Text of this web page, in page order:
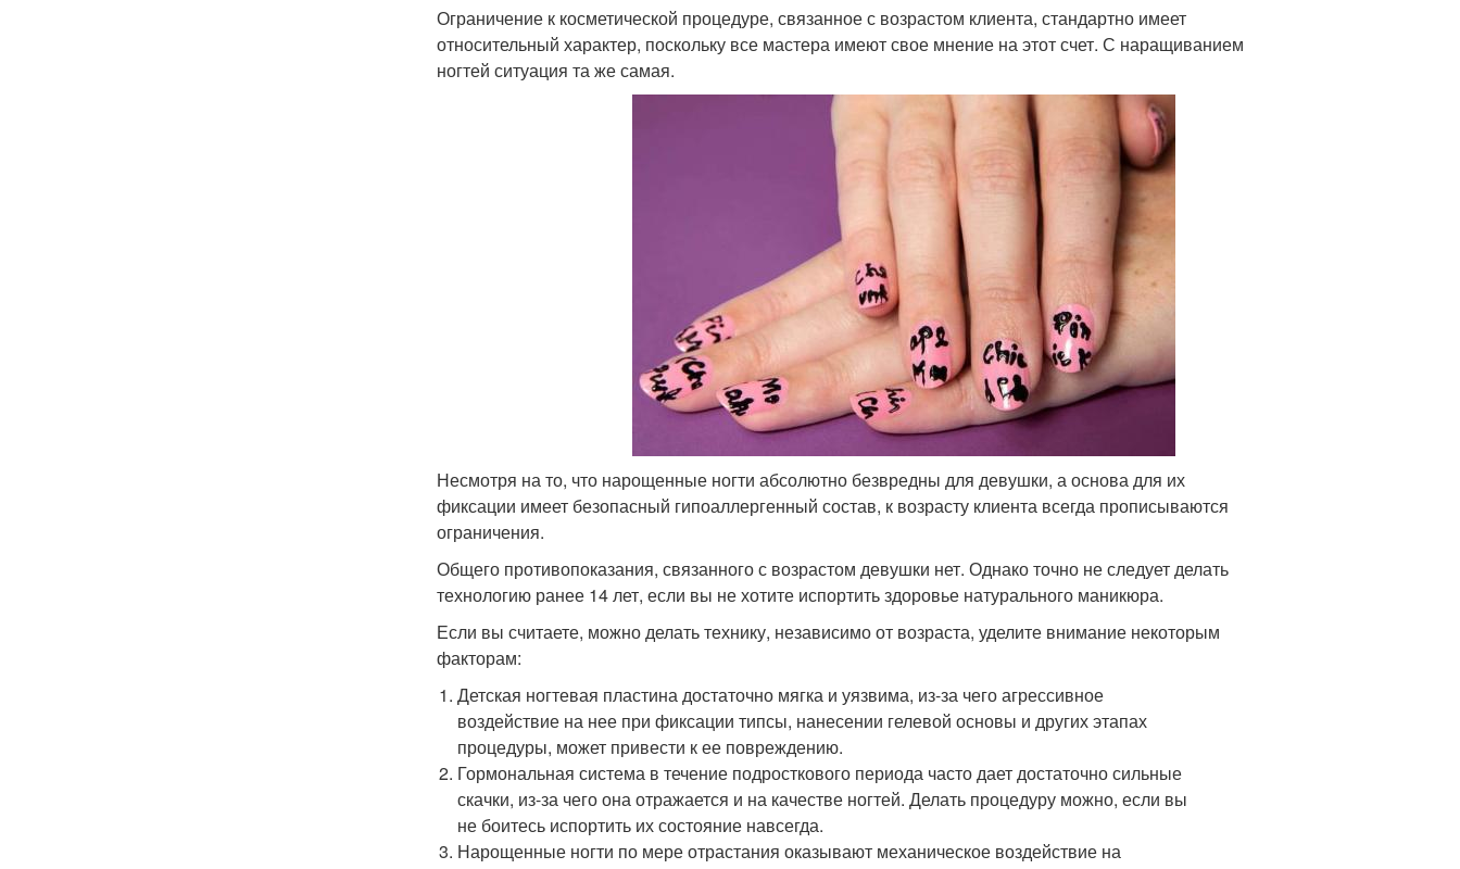
Ограничение к косметической процедуре, связанное с возрастом клиента, стандартно имеет
относительный характер, поскольку все мастера имеют свое мнение на этот счет. С наращиванием
ногтей ситуация та же самая.
Несмотря на то, что нарощенные ногти абсолютно безвредны для девушки, а основа для их
фиксации имеет безопасный гипоаллергенный состав, к возрасту клиента всегда прописываются
ограничения.
Общего противопоказания, связанного с возрастом девушки нет. Однако точно не следует делать
технологию ранее 14 лет, если вы не хотите испортить здоровье натурального маникюра.
Если вы считаете, можно делать технику, независимо от возраста, уделите внимание некоторым
факторам:
Детская ногтевая пластина достаточно мягка и уязвима, из-за чего агрессивное
воздействие на нее при фиксации типсы, нанесении гелевой основы и других этапах
процедуры, может привести к ее повреждению.
Гормональная система в течение подросткового периода часто дает достаточно сильные
скачки, из-за чего она отражается и на качестве ногтей. Делать процедуру можно, если вы
не боитесь испортить их состояние навсегда.
Нарощенные ногти по мере отрастания оказывают механическое воздействие на